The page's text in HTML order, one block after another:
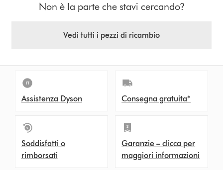
Non è la parte che stavi cercando?
Vedi tutti i pezzi di ricambio
Assistenza Dyson Consegna gratuita*
Soddisfatti o
rimborsati
Garanzie – clicca per
maggiori informazioni